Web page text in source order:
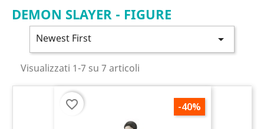
DEMON SLAYER - FIGURE
Newest First 
Visualizzati 1-7 su 7 articoli
-40%
favorite_border